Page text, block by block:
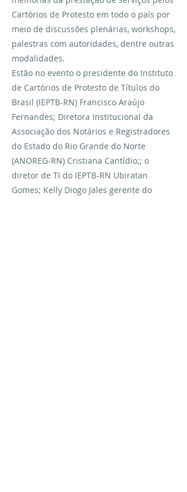
Cartórios de Protesto em todo o país por
meio de discussões plenárias, workshops,
palestras com autoridades, dentre outras
modalidades.
Estão no evento o presidente do Instituto
de Cartórios de Protesto de Títulos do
Brasil (IEPTB-RN) Francisco Araújo
Fernandes; Diretora Institucional da
Associação dos Notários e Registradores
do Estado do Rio Grande do Norte
(ANOREG-RN) Cristiana Cantídio;; o
diretor de TI do IEPTB-RN Ubiratan
Gomes; Kelly Diogo Jales gerente do